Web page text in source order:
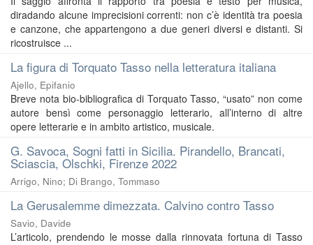
diradando alcune imprecisioni correnti: non c’è identità tra poesia
e canzone, che appartengono a due generi diversi e distanti. Si
ricostruisce ...
La figura di Torquato Tasso nella letteratura italiana
Ajello, Epifanio
Breve nota bio-bibliografica di Torquato Tasso, “usato” non come
autore bensì come personaggio letterario, all’interno di altre
opere letterarie e in ambito artistico, musicale.
G. Savoca, Sogni fatti in Sicilia. Pirandello, Brancati,
Sciascia, Olschki, Firenze 2022
Arrigo, Nino; Di Brango, Tommaso
La Gerusalemme dimezzata. Calvino contro Tasso
Savio, Davide
L’articolo, prendendo le mosse dalla rinnovata fortuna di Tasso